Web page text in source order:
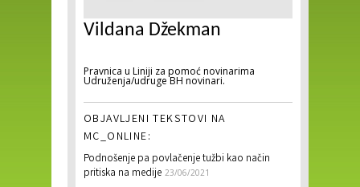
Vildana Džekman
Pravnica u Liniji za pomoć novinarima
Udruženja/udruge BH novinari.
OBJAVLJENI TEKSTOVI NA
MC_ONLINE:
Podnošenje pa povlačenje tužbi kao način
pritiska na medije 23/06/2021